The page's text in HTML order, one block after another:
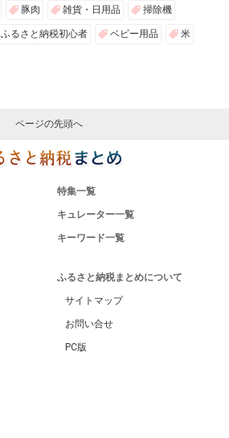
豚肉 雑貨・日用品 掃除機
ふるさと納税初心者 ベビー用品 米
ページの先頭へ
特集一覧
キュレーター一覧
キーワード一覧
ふるさと納税まとめについて
サイトマップ
お問い合せ
PC版